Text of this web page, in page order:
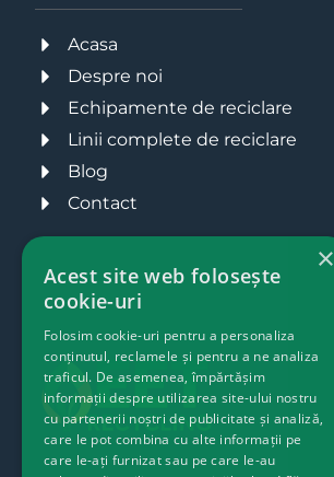
Acasa
Despre noi
Echipamente de reciclare
Linii complete de reciclare
Blog
Contact
×
Acest site web folosește
cookie-uri
Folosim cookie-uri pentru a personaliza
conținutul, reclamele și pentru a ne analiza
traficul. De asemenea, împărtășim
informații despre utilizarea site-ului nostru
cu partenerii noștri de publicitate și analiză,
care le pot combina cu alte informații pe
care le-ați furnizat sau pe care le-au